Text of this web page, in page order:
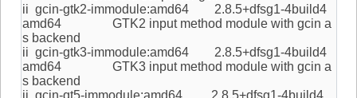
ii gcin-gtk2-immodule:amd64 2.8.5+dfsg1-4build4
amd64 GTK2 input method module with gcin a
s backend
ii gcin-gtk3-immodule:amd64 2.8.5+dfsg1-4build4
amd64 GTK3 input method module with gcin a
s backend